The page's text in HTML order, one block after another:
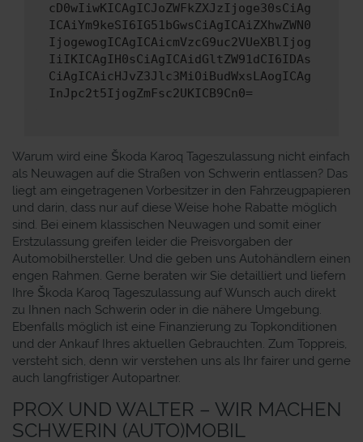
cD0wIiwKICAgICJoZWFkZXJzIjoge30sCiAg
ICAiYm9keSI6IG51bGwsCiAgICAiZXhwZWN0
IjogewogICAgICAicmVzcG9uc2VUeXBlIjog
IiIKICAgIH0sCiAgICAidGltZW91dCI6IDAs
CiAgICAicHJvZ3Jlc3MiOiBudWxsLAogICAg
InJpc2t5IjogZmFsc2UKICB9Cn0=
Warum wird eine Škoda Karoq Tageszulassung nicht einfach
als Neuwagen auf die Straßen von Schwerin entlassen? Das
liegt am eingetragenen Vorbesitzer in den Fahrzeugpapieren
und darin, dass nur auf diese Weise hohe Rabatte möglich
sind. Bei einem klassischen Neuwagen und somit einer
Erstzulassung greifen leider die Preisvorgaben der
Automobilhersteller. Und die geben uns Autohändlern einen
engen Rahmen. Gerne beraten wir Sie detailliert und liefern
Ihre Škoda Karoq Tageszulassung auf Wunsch auch direkt
zu Ihnen nach Schwerin oder in die nähere Umgebung.
Ebenfalls möglich ist eine Finanzierung zu Topkonditionen
und der Ankauf Ihres aktuellen Gebrauchten. Zum Toppreis,
versteht sich, denn wir verstehen uns als Ihr fairer und gerne
auch langfristiger Autopartner.
PROX UND WALTER – WIR MACHEN
SCHWERIN (AUTO)MOBIL